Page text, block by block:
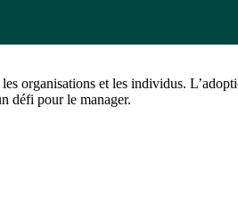
organisations et les individus.
défi pour le manager.